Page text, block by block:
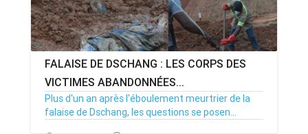
FALAISE DE DSCHANG : LES CORPS DES
VICTIMES ABANDONNÉES...
Plus d'un an après l'éboulement meurtrier de la
falaise de Dschang, les questions se posen...